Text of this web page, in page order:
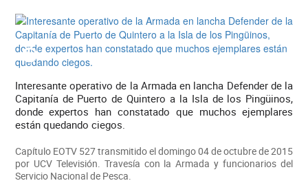
Interesante operativo de la Armada en lancha Defender de la
Capitanía de Puerto de Quintero a la Isla de los Pingüinos,
donde expertos han constatado que muchos ejemplares
están quedando ciegos.
Capítulo EOTV 527 transmitido el domingo 04 de octubre de 2015
por UCV Televisión. Travesía con la Armada y funcionarios del
Servicio Nacional de Pesca.